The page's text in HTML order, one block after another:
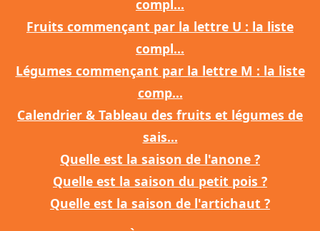
compl...
Fruits commençant par la lettre U : la liste
compl...
Légumes commençant par la lettre M : la liste
comp...
Calendrier & Tableau des fruits et légumes de
sais...
Quelle est la saison de l'anone ?
Quelle est la saison du petit pois ?
Quelle est la saison de l'artichaut ?